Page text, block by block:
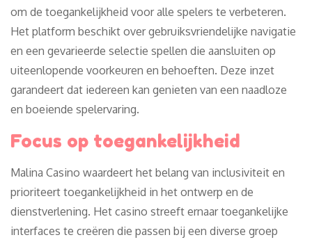
om de toegankelijkheid voor alle spelers te verbeteren.
Het platform beschikt over gebruiksvriendelijke navigatie
en een gevarieerde selectie spellen die aansluiten op
uiteenlopende voorkeuren en behoeften. Deze inzet
garandeert dat iedereen kan genieten van een naadloze
en boeiende spelervaring.
Focus op toegankelijkheid
Malina Casino waardeert het belang van inclusiviteit en
prioriteert toegankelijkheid in het ontwerp en de
dienstverlening. Het casino streeft ernaar toegankelijke
interfaces te creëren die passen bij een diverse groep